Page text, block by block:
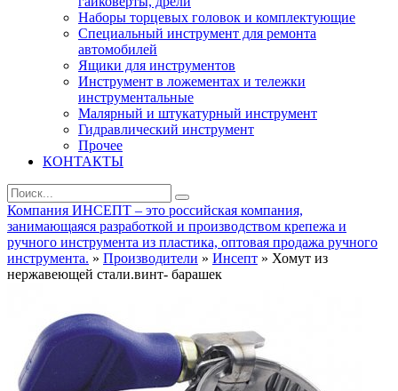
Наборы торцевых головок и комплектующие
Специальный инструмент для ремонта
автомобилей
Ящики для инструментов
Инструмент в ложементах и тележки
инструментальные
Малярный и штукатурный инструмент
Гидравлический инструмент
Прочее
КОНТАКТЫ
Компания ИНСЕПТ – это российская компания,
занимающаяся разработкой и производством крепежа и
ручного инструмента из пластика, оптовая продажа ручного
инструмента. » Производители » Инсепт » Хомут из
нержавеющей стали.винт- барашек